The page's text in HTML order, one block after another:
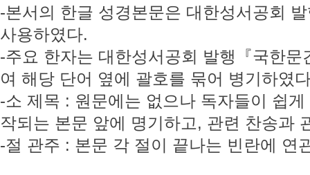
-본서의 한글 성경본문은 대한성서공회
사용하였다.
-주요 한자는 대한성서공회 발행『국한
여 해당 단어 옆에 괄호를 묶어 병기하였
-소 제목 : 원문에는 없으나 독자들이 쉽
작되는 본문 앞에 명기하고, 관련 찬송과
-절 관주 : 본문 각 절이 끝나는 빈란에 연